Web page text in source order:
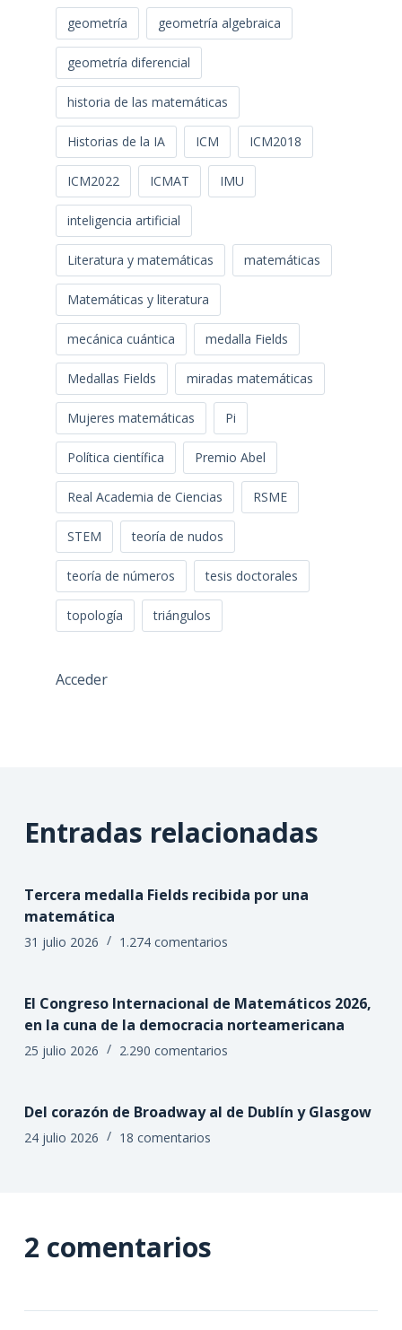
geometría geometría algebraica
geometría diferencial
historia de las matemáticas
Historias de la IA ICM ICM2018
ICM2022 ICMAT IMU
inteligencia artificial
Literatura y matemáticas matemáticas
Matemáticas y literatura
mecánica cuántica medalla Fields
Medallas Fields miradas matemáticas
Mujeres matemáticas Pi
Política científica Premio Abel
Real Academia de Ciencias RSME
STEM teoría de nudos
teoría de números tesis doctorales
topología triángulos
Acceder
Entradas relacionadas
Tercera medalla Fields recibida por una
matemática
31 julio 2026 1.274 comentarios
El Congreso Internacional de Matemáticos 2026,
en la cuna de la democracia norteamericana
25 julio 2026 2.290 comentarios
Del corazón de Broadway al de Dublín y Glasgow
24 julio 2026 18 comentarios
2 comentarios